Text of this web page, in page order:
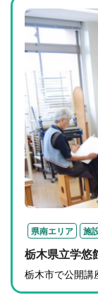
県南エリア 施
栃木県立学悠
栃木市で公開講